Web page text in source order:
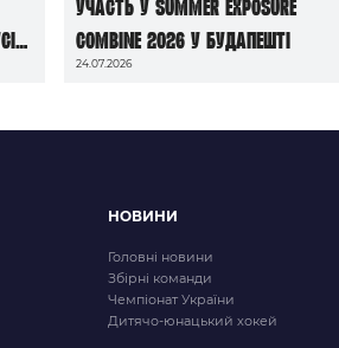
участь у Summer Exposure
Combine 2026 у Будапешті
24.07.2026
НОВИНИ
Головні новини
Збірні команди
Чемпіонат України
Дитячо-юнацький хокей